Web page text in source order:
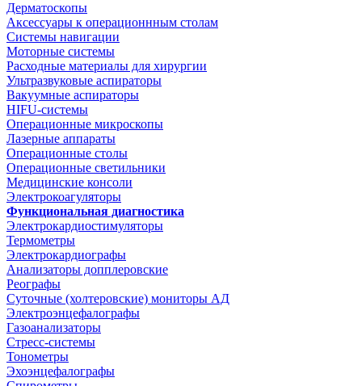
Дерматоскопы
Аксессуары к операционнным столам
Системы навигации
Моторные системы
Расходные материалы для хирургии
Ультразвуковые аспираторы
Вакуумные аспираторы
HIFU-системы
Операционные микроскопы
Лазерные аппараты
Операционные столы
Операционные светильники
Медицинские консоли
Электрокоагуляторы
Функциональная диагностика
Электрокардиостимуляторы
Термометры
Электрокардиографы
Анализаторы допплеровские
Реографы
Суточные (холтеровские) мониторы АД
Электроэнцефалографы
Газоанализаторы
Стресс-системы
Тонометры
Эхоэнцефалографы